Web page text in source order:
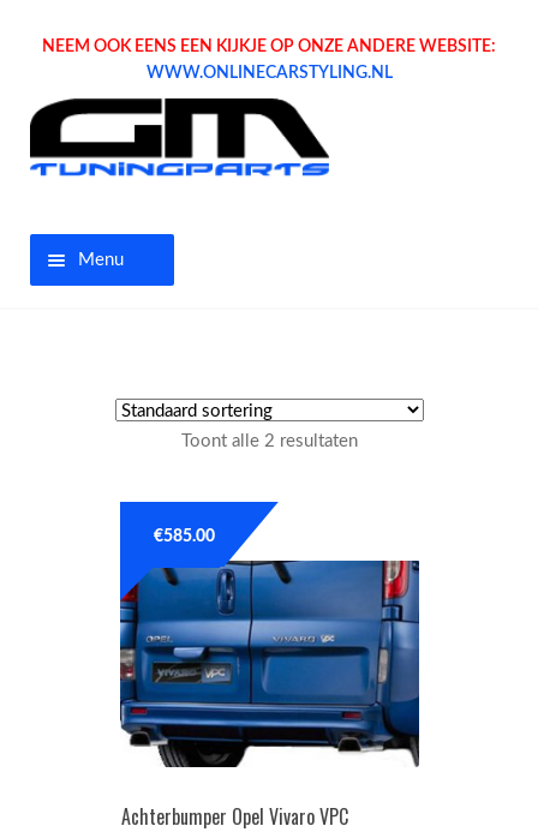
NEEM OOK EENS EEN KIJKJE OP ONZE ANDERE WEBSITE:
WWW.ONLINECARSTYLING.NL
Menu
Tuning parts
OPC Line
Bedrijfswagen parts
Inloggen / Registreren
Toont alle 2 resultaten
Achterbumper Opel Vivaro VPC
€585.00